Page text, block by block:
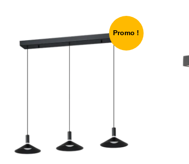
Promo !